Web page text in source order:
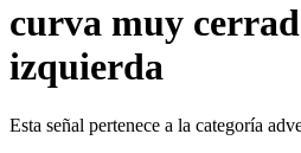
curva muy
izquierda
Esta señal pertenece a la categoría